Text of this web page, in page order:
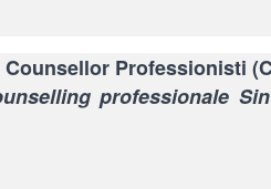
Professionisti
professionale